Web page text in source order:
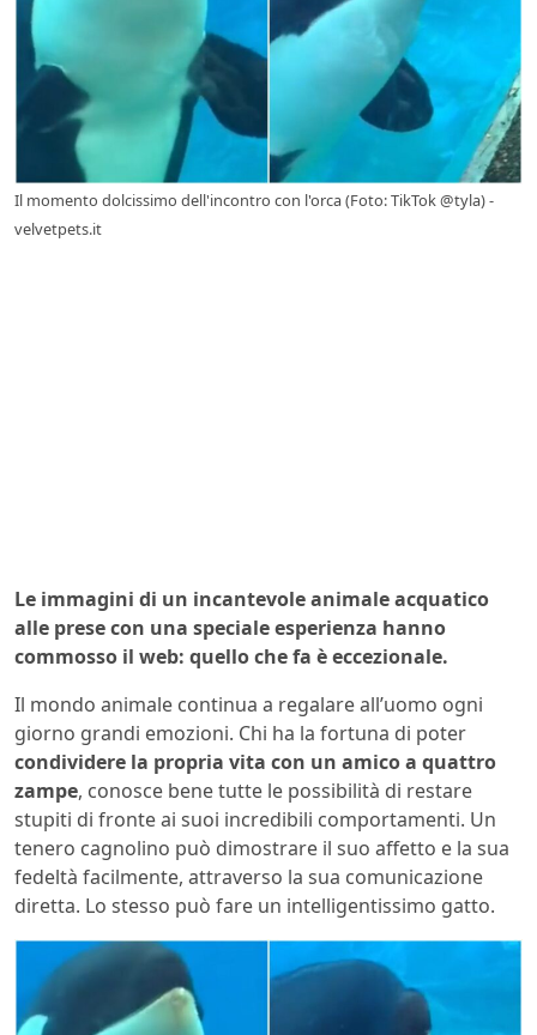
Il momento dolcissimo dell'incontro con l'orca (Foto: TikTok @tyla) -
velvetpets.it
Le immagini di un incantevole animale acquatico
alle prese con una speciale esperienza hanno
commosso il web: quello che fa è eccezionale.
Il mondo animale continua a regalare all’uomo ogni
giorno grandi emozioni. Chi ha la fortuna di poter
condividere la propria vita con un amico a quattro
zampe, conosce bene tutte le possibilità di restare
stupiti di fronte ai suoi incredibili comportamenti. Un
tenero cagnolino può dimostrare il suo affetto e la sua
fedeltà facilmente, attraverso la sua comunicazione
diretta. Lo stesso può fare un intelligentissimo gatto.